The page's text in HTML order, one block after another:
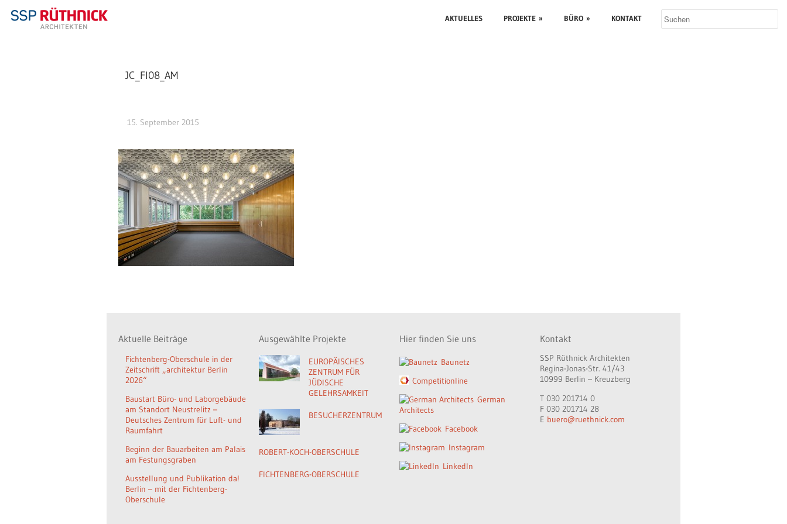
AKTUELLES PROJEKTE » BÜRO » KONTAKT
JC_FI08_AM
15. September 2015
Aktuelle Beiträge
Fichtenberg-Oberschule in der
Zeitschrift „architektur Berlin
2026“
Baustart Büro- und Laborgebäude
am Standort Neustrelitz –
Deutsches Zentrum für Luft- und
Raumfahrt
Beginn der Bauarbeiten am Palais
am Festungsgraben
Ausstellung und Publikation da!
Berlin – mit der Fichtenberg-
Oberschule
Ausgewählte Projekte
EUROPÄISCHES
ZENTRUM FÜR
JÜDISCHE
GELEHRSAMKEIT
BESUCHERZENTRUM
ROBERT-KOCH-OBERSCHULE
FICHTENBERG-OBERSCHULE
Hier finden Sie uns
Baunetz
Competitionline
German
Architects
Facebook
Instagram
LinkedIn
Kontakt
SSP Rüthnick Architekten
Regina-Jonas-Str. 41/43
10999 Berlin – Kreuzberg
T 030 201714 0
F 030 201714 28
E buero@ruethnick.com